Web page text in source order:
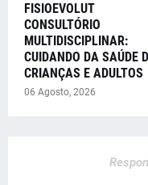
FISIOEVOLUT
CONSULTÓRIO
MULTIDISCIPLINAR:
CUIDANDO DA SAÚDE
CRIANÇAS E ADULTOS
06 Agosto, 2026